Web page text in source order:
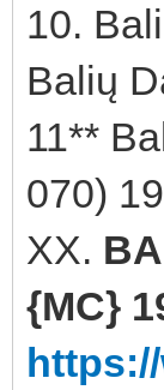
10.
Balių
11**
070)
XX.
{MC}